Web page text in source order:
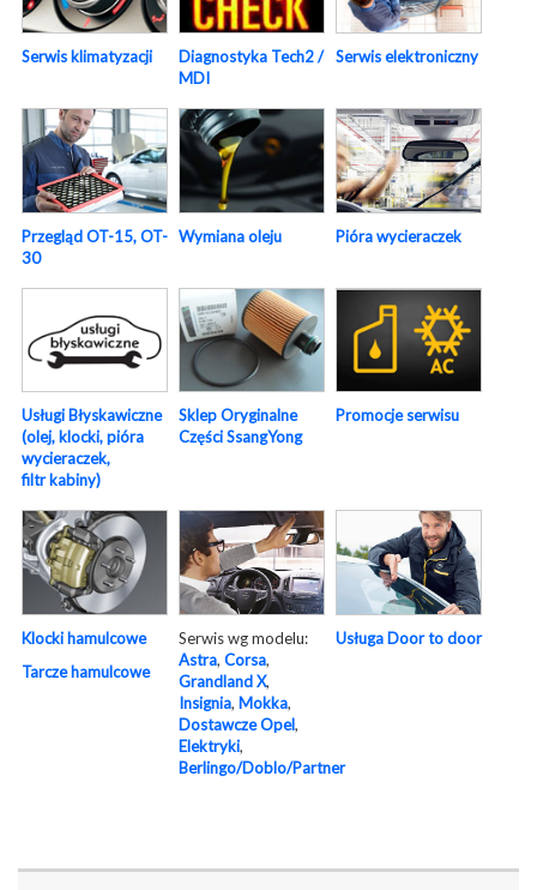
Serwis klimatyzacji
Diagnostyka Tech2 /
MDI
Serwis elektroniczny
Przegląd OT-15, OT-
30
Wymiana oleju Pióra wycieraczek
Usługi Błyskawiczne
(olej, klocki, pióra
wycieraczek,
filtr kabiny)
Sklep Oryginalne
Części SsangYong
Promocje serwisu
Klocki hamulcowe
Tarcze hamulcowe
Serwis wg modelu:
Astra, Corsa,
Grandland X,
Insignia, Mokka,
Dostawcze Opel,
Elektryki,
Berlingo/Doblo/Partner
Usługa Door to door